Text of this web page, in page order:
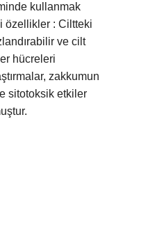
kullanmak
özellikler : Ciltteki
ve cilt
hücreleri
zakkumun
sitotoksik etkiler